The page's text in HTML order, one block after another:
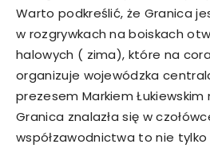
Warto podkreślić, że Granica
w rozgrywkach na boiskach
halowych ( zima), które na
organizuje wojewódzka
prezesem Markiem Łukiewskim
Granica znalazła się w
współzawodnictwa to nie